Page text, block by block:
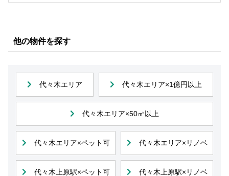
他の物件を探す
代々木エリア 代々木エリア×1億円以上
代々木エリア×50㎡以上
代々木エリア×ペット可 代々木エリア×リノベ
代々木上原駅×ペット可 代々木上原駅×リノベ